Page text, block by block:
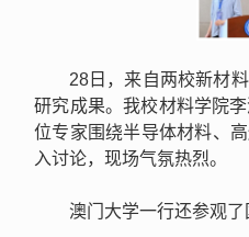
28日，来自两校新材
研究成果。我校材料学院
位专家围绕半导体材料、
入讨论，现场气氛热烈。
澳门大学一行还参观